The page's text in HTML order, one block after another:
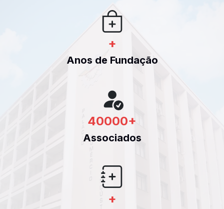
+
Anos de Fundação
40000+
Associados
+